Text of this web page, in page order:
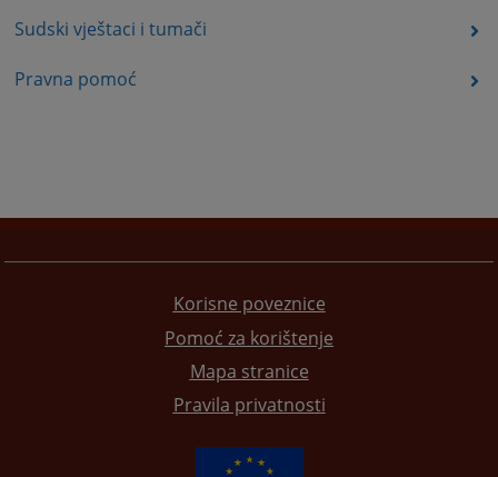
Sudski vještaci i tumači
Pravna pomoć
Korisne poveznice
Pomoć za korištenje
Mapa stranice
Pravila privatnosti